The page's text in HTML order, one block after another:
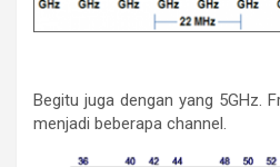
Begitu juga dengan yang 5GHz.
menjadi beberapa channel.